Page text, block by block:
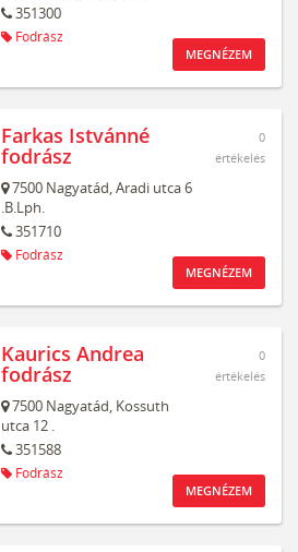
351300
Fodrász
MEGNÉZEM
Farkas Istvánné
fodrász
7500 Nagyatád,Aradi utca 6
.B.Lph.
351710
Fodrász
0
értékelés
MEGNÉZEM
Kaurics Andrea
fodrász
7500 Nagyatád, Kossuth
utca 12 .
351588
Fodrász
0
értékelés
MEGNÉZEM